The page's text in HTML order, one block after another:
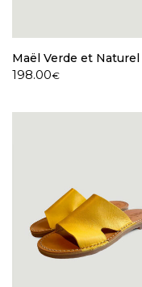
Maël Verde et Naturel
198.00€